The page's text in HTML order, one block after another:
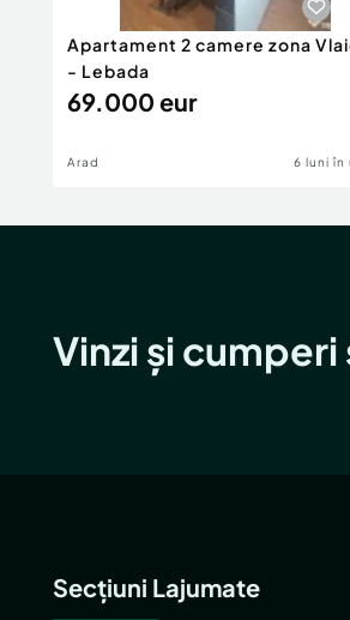
Apartament 2 camere zona
- Lebada
69.000 eur
Arad 6 luni în
Vinzi și
Secțiuni Lajumate